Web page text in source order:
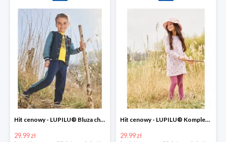
Hit cenowy - LUPILU® Bluza chłopięca w stylu college
29.99 zł
Hit cenowy - LUPILU® Komplet dziewczęcy (sukienka + legginsy)
29.99 zł